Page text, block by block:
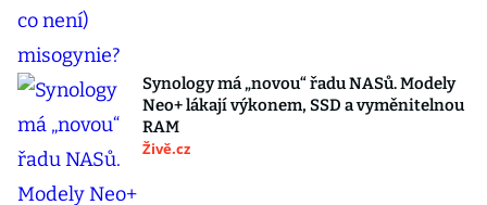
Synology má „novou“ řadu NASů. Modely
Neo+ lákají výkonem, SSD a vyměnitelnou
RAM
Živě.cz